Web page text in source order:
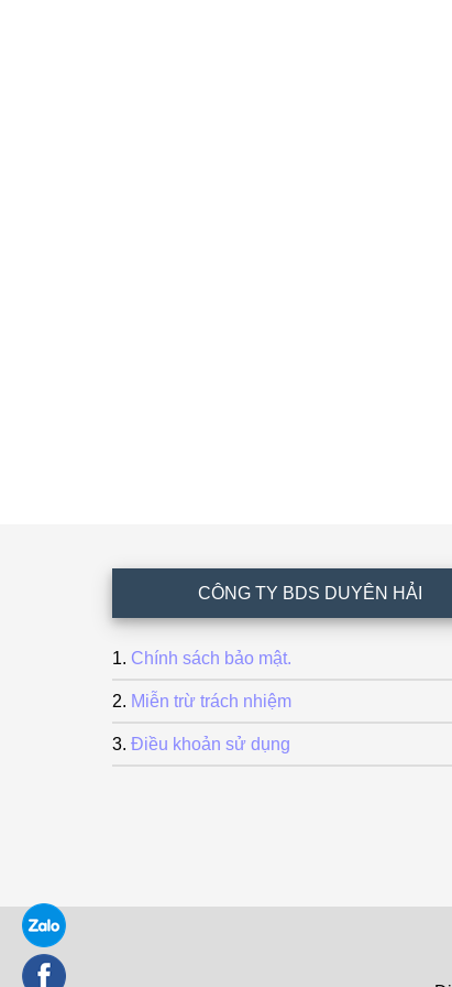
CÔNG TY BDS DUYÊN HẢI
Chính sách bảo mật.
Miễn trừ trách nhiệm
Điều khoản sử dụng